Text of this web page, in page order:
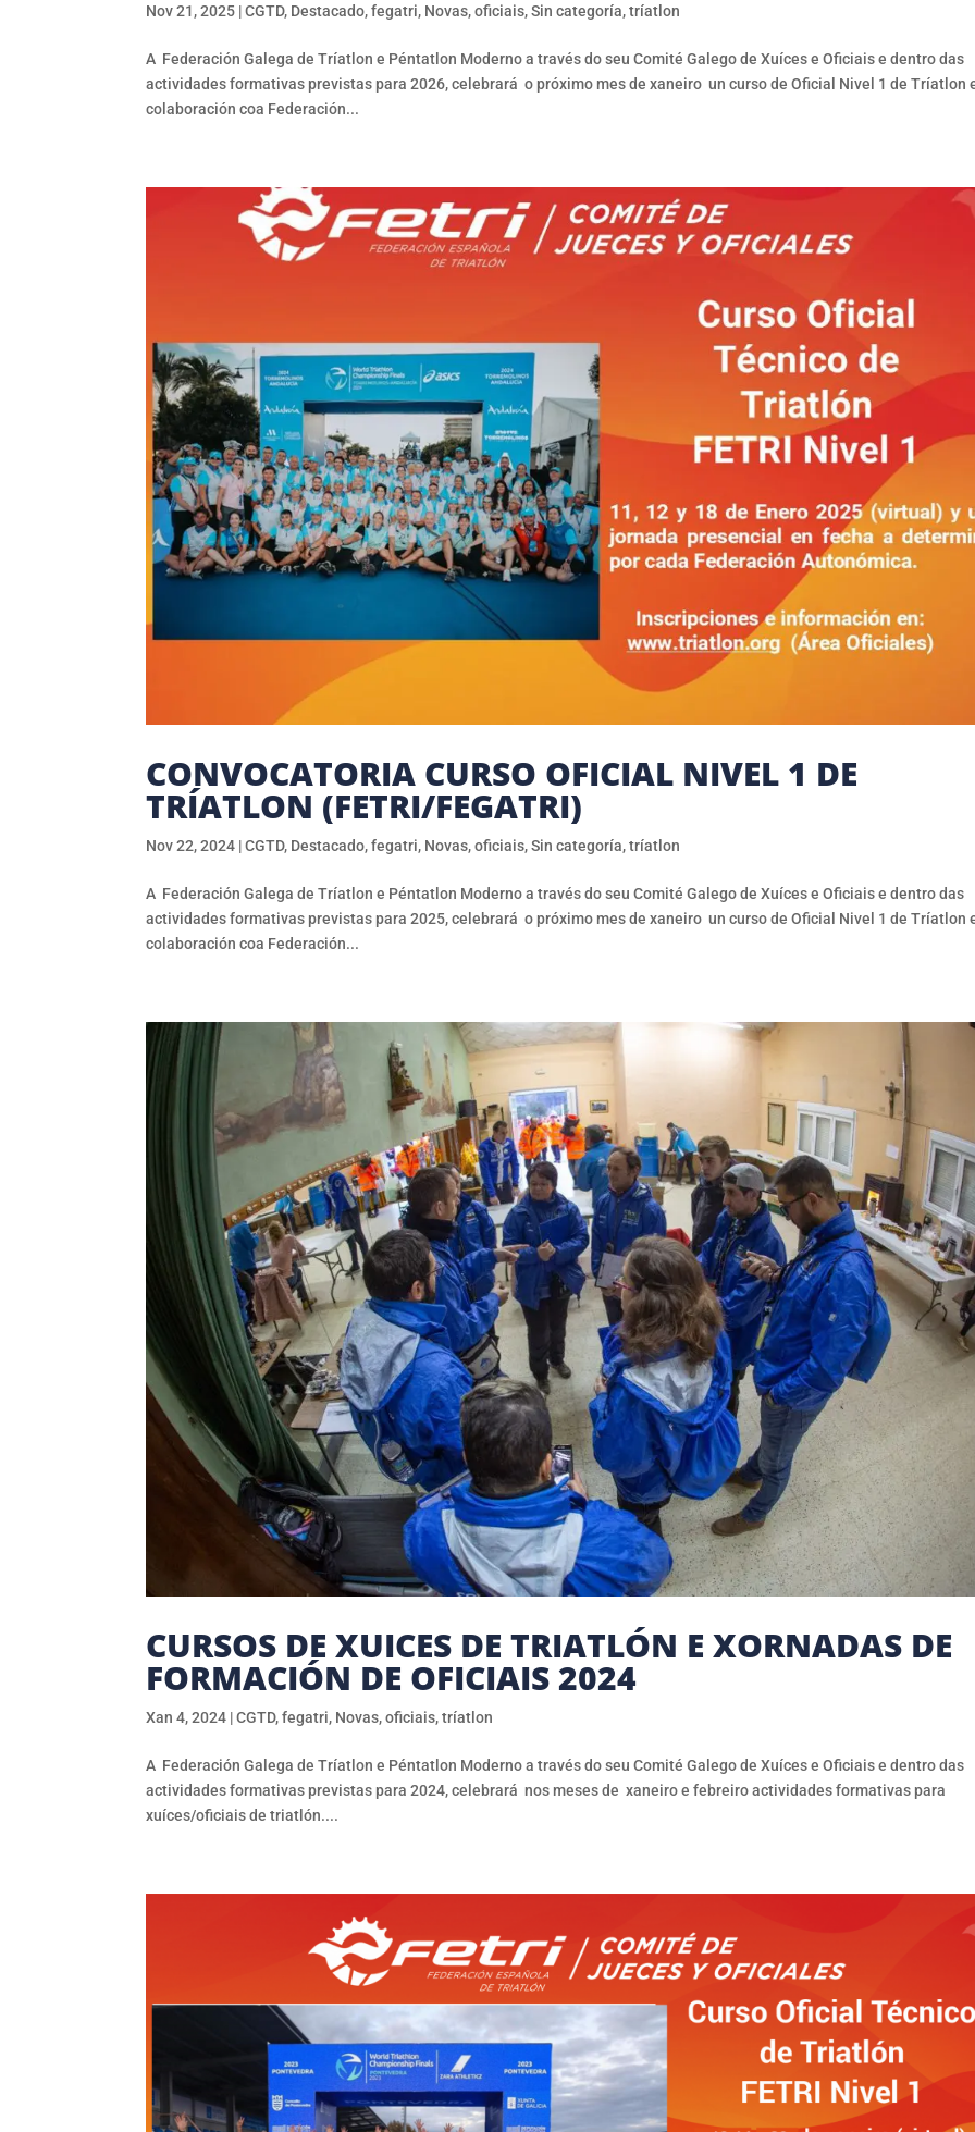
Nov 21, 2025 |CGTD, Destacado,fegatri, Novas,oficiais,Sin categoría,tríatlon
A Federación Galega de Tríatlon e Péntatlon Moderno a través do seu Comité Galego de Xuíces e Oficiais e dentro das
actividades formativas previstas para 2026, celebrará o próximo mes de xaneiro un curso de Oficial Nivel 1 de Tríatlon
colaboración coa Federación...
CONVOCATORIA CURSO OFICIAL NIVEL 1 DE
TRÍATLON (FETRI/FEGATRI)
Nov 22, 2024 |CGTD, Destacado,fegatri, Novas,oficiais,Sin categoría,tríatlon
A Federación Galega de Tríatlon e Péntatlon Moderno a través do seu Comité Galego de Xuíces e Oficiais e dentro das
actividades formativas previstas para 2025, celebrará o próximo mes de xaneiro un curso de Oficial Nivel 1 de Tríatlon
colaboración coa Federación...
CURSOS DE XUICES DE TRIATLÓN E XORNADAS DE
FORMACIÓN DE OFICIAIS 2024
Xan 4, 2024 |CGTD,fegatri, Novas,oficiais,tríatlon
A Federación Galega de Tríatlon e Péntatlon Moderno a través do seu Comité Galego de Xuíces e Oficiais e dentro das
actividades formativas previstas para 2024, celebrará nos meses de xaneiro e febreiro actividades formativas para
xuíces/oficiais de triatlón....